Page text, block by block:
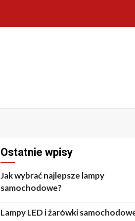
Ostatnie wpisy
Jak wybrać najlepsze lampy
samochodowe?
Lampy LED i żarówki